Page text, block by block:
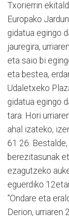
Txorierrin
Europako
gidatua egingo
jauregira,
eta saio bi
eta bestea,
Udaletxeko
gidatua egingo
tara. Hori
ahal izateko,
61 26.
berezitasunak
ezagutzeko
eguerdiko
“Ondare eta
Derion, urriaren